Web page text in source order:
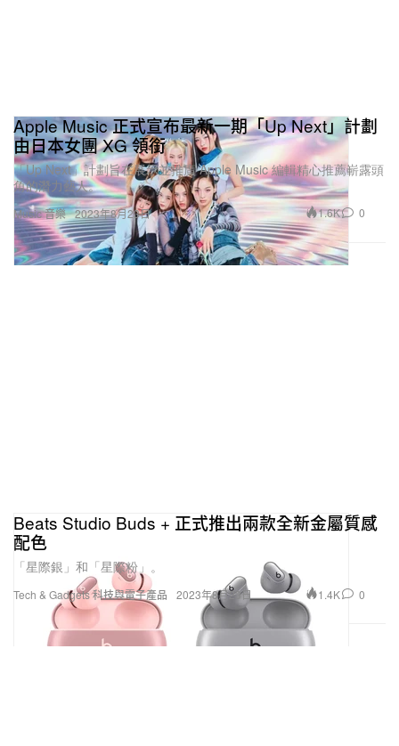
Music 音樂
Apple Music 正式宣布最新一期「Up Next」計劃
由日本女團 XG 領銜
「Up Next」計劃旨在展示並推廣 Apple Music 編輯精心推薦嶄露頭
角的潛力藝人。
2023年8月23日 1.6K 0
Tech & Gadgets 科技與電子產品
Beats Studio Buds + 正式推出兩款全新金屬質感
配色
「星際銀」和「星際粉」。
2023年8月23日 1.4K 0